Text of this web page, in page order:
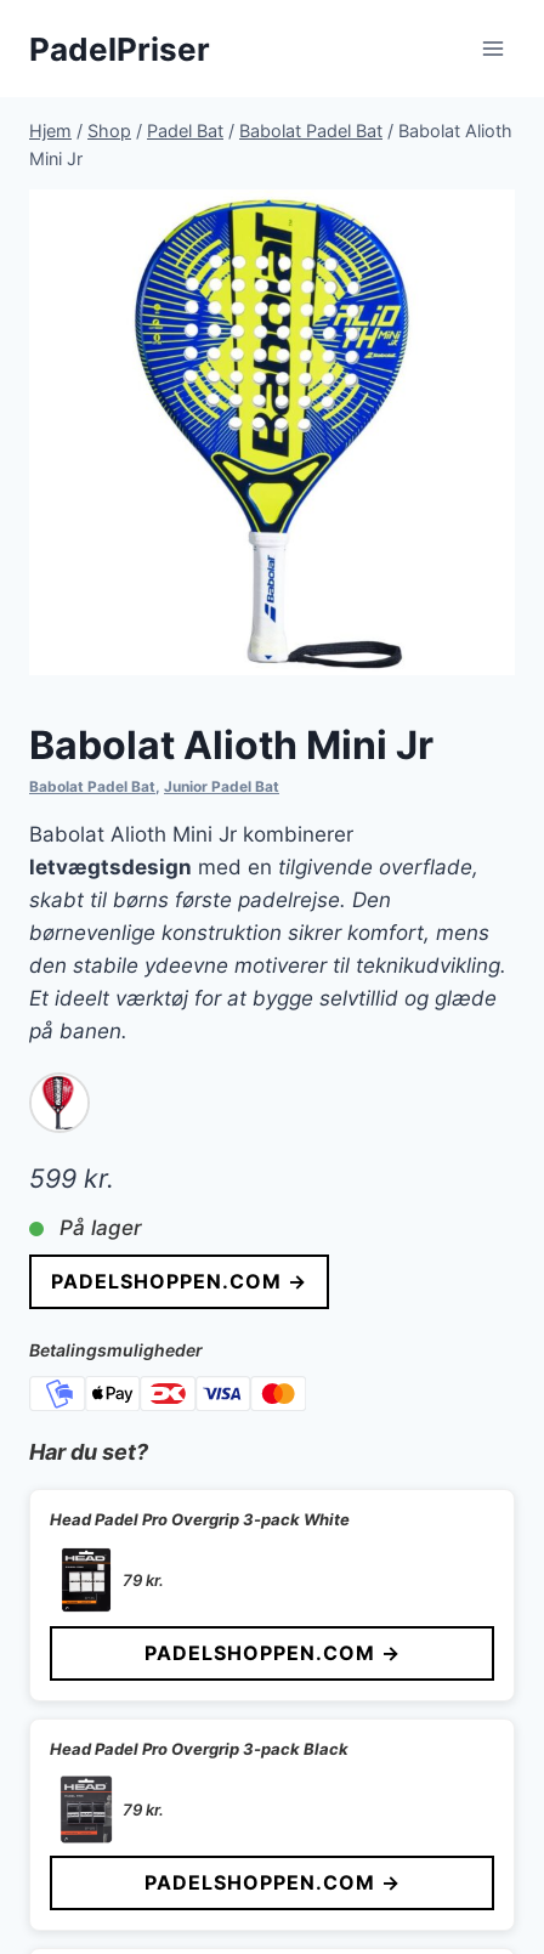
PadelPriser
Hjem / Shop / Padel Bat / Babolat Padel Bat / Babolat Alioth
Mini Jr
Babolat Alioth Mini Jr
Babolat Padel Bat, Junior Padel Bat
Babolat Alioth Mini Jr kombinerer
letvægtsdesign med en tilgivende overflade,
skabt til børns første padelrejse. Den
børnevenlige konstruktion sikrer komfort, mens
den stabile ydeevne motiverer til teknikudvikling.
Et ideelt værktøj for at bygge selvtillid og glæde
på banen.
599 kr.
På lager
PADELSHOPPEN.COM →
Betalingsmuligheder
Har du set?
Head Padel Pro Overgrip 3-pack White
79kr.
PADELSHOPPEN.COM →
Head Padel Pro Overgrip 3-pack Black
79kr.
PADELSHOPPEN.COM →